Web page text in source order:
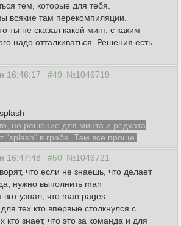
тем, которые для тебя.
всякие там перекомпиляции.
ты не сказал какой минт, с каким
надо отталкиваться. Решения есть.
16:46:17 #49 №1046719
но решение для минта и редхата
"splash" в грабе. Там все проще.
16:47:48 #50 №1046721
что если не знаешь, что делает
нужно выполнить man
узнал, что man pages
тех кто впервые столкнулся с
кто знает, что это за команда и для